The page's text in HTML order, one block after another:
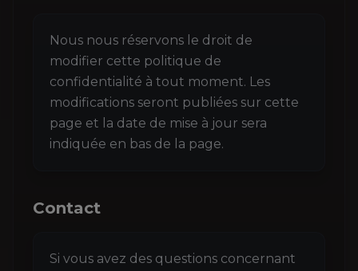
Nous nous réservons le droit de
modifier cette politique de
confidentialité à tout moment. Les
modifications seront publiées sur cette
page et la date de mise à jour sera
indiquée en bas de la page.
Contact
Si vous avez des questions concernant